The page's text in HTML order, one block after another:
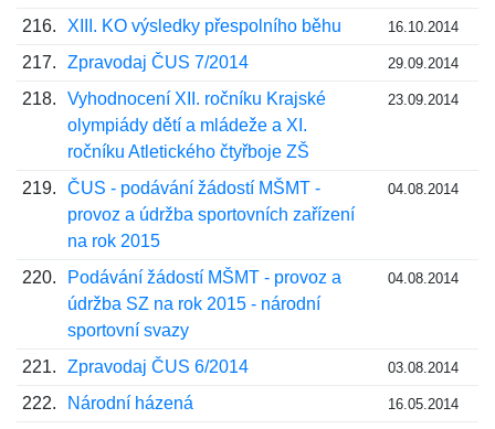
216. XIII. KO výsledky přespolního běhu 16.10.2014
217. Zpravodaj ČUS 7/2014 29.09.2014
218.
Vyhodnocení XII. ročníku Krajské
olympiády dětí a mládeže a XI.
ročníku Atletického čtyřboje ZŠ
23.09.2014
219.
ČUS - podávání žádostí MŠMT -
provoz a údržba sportovních zařízení
na rok 2015
04.08.2014
220.
Podávání žádostí MŠMT - provoz a
údržba SZ na rok 2015 - národní
sportovní svazy
04.08.2014
221. Zpravodaj ČUS 6/2014 03.08.2014
222. Národní házená 16.05.2014